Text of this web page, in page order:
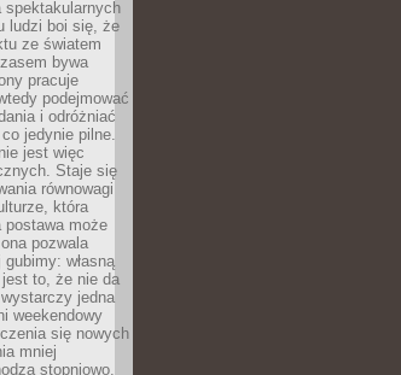
spektakularnych
ludzi boi się, że
ze światem
bywa
pracuje
podejmować
i odróżniać
jedynie pilne.
jest więc
Staje się
równowagi
która
postawa może
pozwala
własną
to, że nie da
jedna
weekendowy
się nowych
mniej
stopniowo.